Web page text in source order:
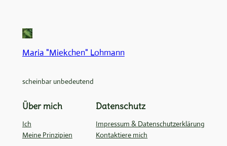
Maria "Miekchen" Lohmann
scheinbar unbedeutend
Über mich
Ich
Meine Prinzipien
Datenschutz
Impressum & Datenschutzerklärung
Kontaktiere mich